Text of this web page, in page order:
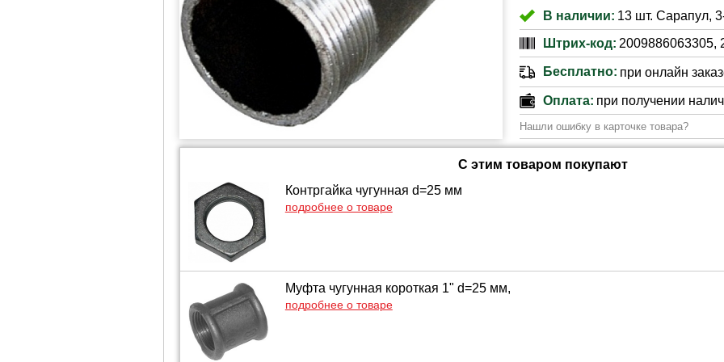
В наличии: 13 шт. Сарапул,
Штрих-код: 2009886063305,
Бесплатно: при онлайн
Оплата: при получении
Нашли ошибку в карточке товара?
С этим товаром покупают
Контргайка чугунная d=25 мм
подробнее о товаре
Муфта чугунная короткая 1" d=25 мм,
подробнее о товаре